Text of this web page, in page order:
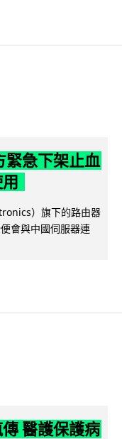
緊急下架止血
）旗下的路由器
會與中國伺服器連
醫護保護病